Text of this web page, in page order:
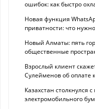
ошибок: как быстро
Новая функция
приватности: что
Новый Алматы: пять
общественные
Взрослый клиент
Сулейменов об оплате
Казахстан столкнулся
электромобильного